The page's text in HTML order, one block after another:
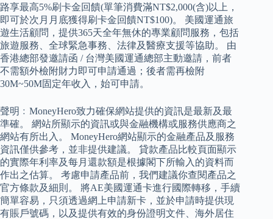
路享最高5%刷卡金回饋(單筆消費滿NT$2,000(含)以上，
即可於次月月底獲得刷卡金回饋NT$100)。 美國運通旅
遊生活顧問，提供365天全年無休的專業顧問服務，包括
旅遊服務、全球緊急事務、法律及醫療支援等協助。 由
香港總部發邀請函 / 台灣美國運通總部主動邀請，前者
不需額外檢附財力即可申請通過；後者需再檢附
30M~50M固定年收入，始可申請。
聲明﹕MoneyHero致力確保網站提供的資訊是最新及最
準確。 網站所顯示的資訊或與金融機構或服務供應商之
網站有所出入。 MoneyHero網站顯示的金融產品及服務
資訊僅供參考，並非提供建議。 貸款產品比較頁面顯示
的實際年利率及每月還款額是根據閣下所輸入的資料而
作出之估算。 考慮申請產品前，我們建議你查閱產品之
官方條款及細則。 將AE美國運通卡進行國際轉移，手續
簡單容易，只須透過網上申請新卡，並於申請時提供現
有賬戶號碼，以及提供有效的身份證明文件、海外居住